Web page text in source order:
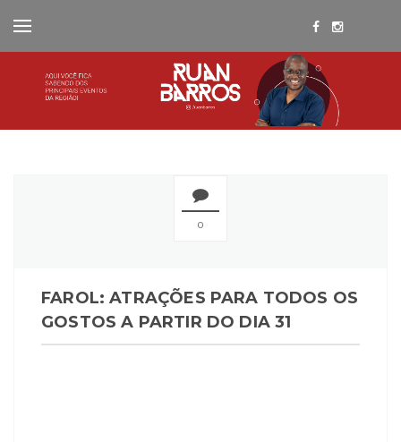
0
FAROL: ATRAÇÕES PARA TODOS OS
GOSTOS A PARTIR DO DIA 31